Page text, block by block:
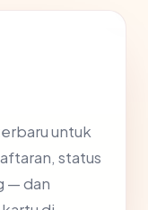
untuk
status
— dan